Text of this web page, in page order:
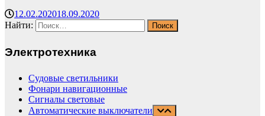
12.02.202018.09.2020
Найти:
Электротехника
Судовые светильники
Фонари навигационные
Сигналы световые
Автоматические выключатели